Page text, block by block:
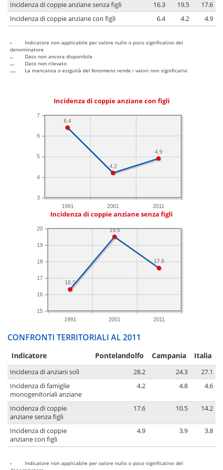
Incidenza di coppie anziane senza figli 16.3 19.5
17.6
Incidenza di coppie anziane con figli
6.4 4.2 4.9
-
Indicatore non applicabile per valore nullo o poco significativo del
denominatore
..
Dato non ancora disponibile
...
Dato non rilevato
....
La mancanza o esiguità del fenomeno rende i valori non significativi
Incidenza di coppie anziane con figli
1991 2001 2011
3
4
5
6
7
4.9
4.2
6.4
Incidenza di coppie anziane senza figli
1991 2001 2011
15
16
17
18
19
20
17.6
19.5
16.3
CONFRONTI TERRITORIALI AL 2011
Indicatore Pontelandolfo Campania Italia
Incidenza di anziani soli 28.2 24.3
27.1
Incidenza di famiglie
monogenitoriali anziane
4.2 4.8 4.6
Incidenza di coppie
anziane senza figli
17.6 10.5 14.2
Incidenza di coppie
anziane con figli
4.9 3.9 3.8
-
Indicatore non applicabile per valore nullo o poco significativo del